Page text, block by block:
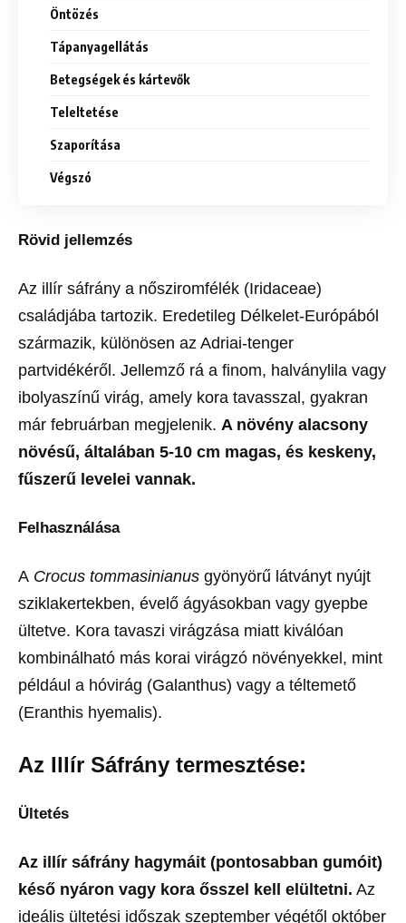
Öntözés
Tápanyagellátás
Betegségek és kártevők
Teleltetése
Szaporítása
Végszó
Rövid jellemzés
Az illír sáfrány a nősziromfélék (Iridaceae)
családjába tartozik. Eredetileg Délkelet-Európából
származik, különösen az Adriai-tenger
partvidékéről. Jellemző rá a finom, halványlila vagy
ibolyaszínű virág, amely kora tavasszal, gyakran
már februárban megjelenik. A növény alacsony
növésű, általában 5-10 cm magas, és keskeny,
fűszerű levelei vannak.
Felhasználása
A Crocus tommasinianus gyönyörű látványt nyújt
sziklakertekben, évelő ágyásokban vagy gyepbe
ültetve. Kora tavaszi virágzása miatt kiválóan
kombinálható más korai virágzó növényekkel, mint
például a hóvirág (Galanthus) vagy a téltemető
(Eranthis hyemalis).
Az Illír Sáfrány termesztése:
Ültetés
Az illír sáfrány hagymáit (pontosabban gumóit)
késő nyáron vagy kora ősszel kell elültetni. Az
ideális ültetési időszak szeptember végétől október